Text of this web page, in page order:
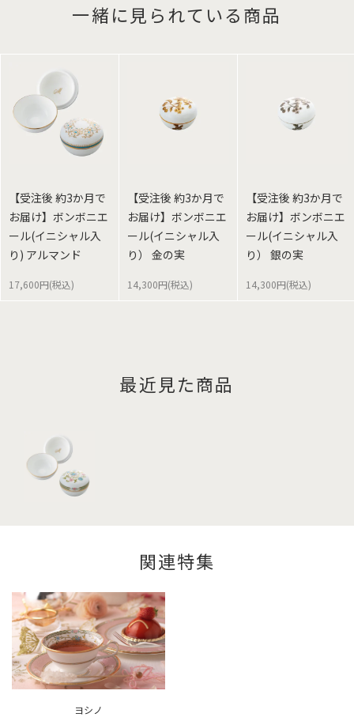
一緒に見られている商品
【受注後 約3か月で
お届け】ボンボニエ
ール(イニシャル入
り) アルマンド
17,600円(税込)
【受注後 約3か月で
お届け】ボンボニエ
ール(イニシャル入
り） 金の実
14,300円(税込)
【受注後 約3か月で
お届け】ボンボニエ
ール(イニシャル入
り） 銀の実
14,300円(税込)
最近見た商品
関連特集
ヨシノ